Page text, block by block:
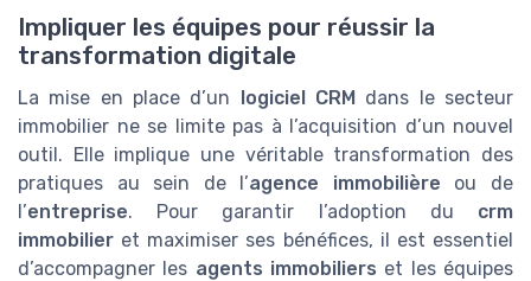
Impliquer les équipes pour réussir la
transformation digitale
La mise en place d’un logiciel CRM dans le secteur
immobilier ne se limite pas à l’acquisition d’un nouvel
outil. Elle implique une véritable transformation des
pratiques au sein de l’agence immobilière ou de
l’entreprise. Pour garantir l’adoption du crm
immobilier et maximiser ses bénéfices, il est essentiel
d’accompagner les agents immobiliers et les équipes